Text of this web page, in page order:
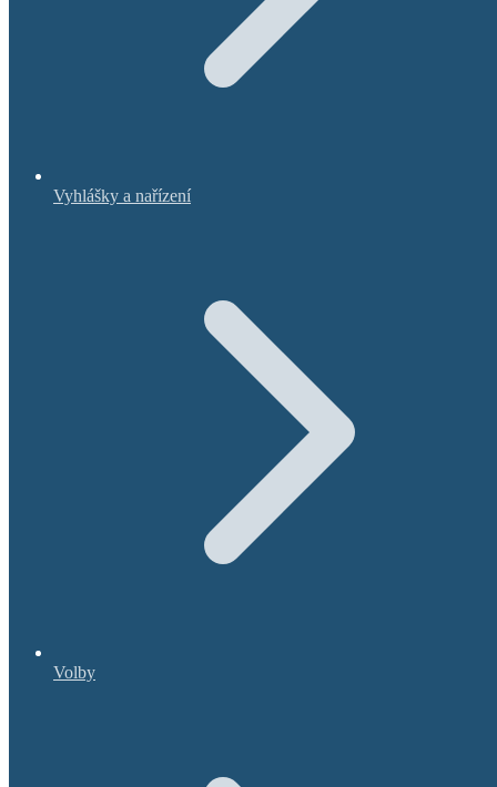
Vyhlášky a nařízení
Volby